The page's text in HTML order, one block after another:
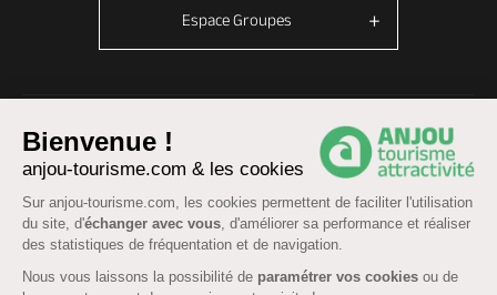
Bienvenue !
anjou-tourisme.com & les cookies
Sur anjou-tourisme.com, les cookies permettent de faciliter l'utilisation
du site, d'échanger avec vous, d'améliorer sa performance et réaliser
des statistiques de fréquentation et de navigation.
Nous vous laissons la possibilité de paramétrer vos cookies ou de
Espace Groupes
Mentions légales Données personnelles-Cookies